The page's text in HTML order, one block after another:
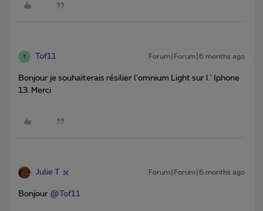
T Tof11 Forum|Forum|6 months ago
Bonjour je souhaiterais résilier l'omnium Light sur l ' Iphone
13. Merci
Julie T Forum|Forum|6 months ago
Bonjour ​ @Tof11